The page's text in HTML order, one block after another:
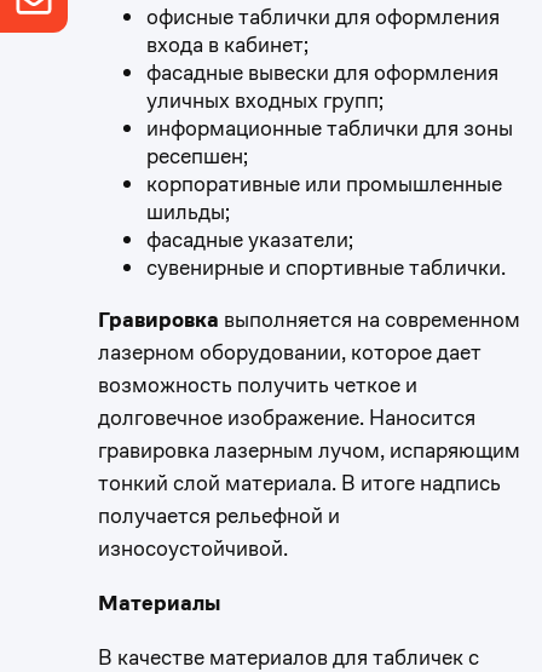
офисные таблички для оформления
входа в кабинет;
фасадные вывески для оформления
уличных входных групп;
информационные таблички для зоны
ресепшен;
корпоративные или промышленные
шильды;
фасадные указатели;
сувенирные и спортивные таблички.
Гравировка выполняется на современном
лазерном оборудовании, которое дает
возможность получить четкое и
долговечное изображение. Наносится
гравировка лазерным лучом, испаряющим
тонкий слой материала. В итоге надпись
получается рельефной и
износоустойчивой.
Материалы
В качестве материалов для табличек с